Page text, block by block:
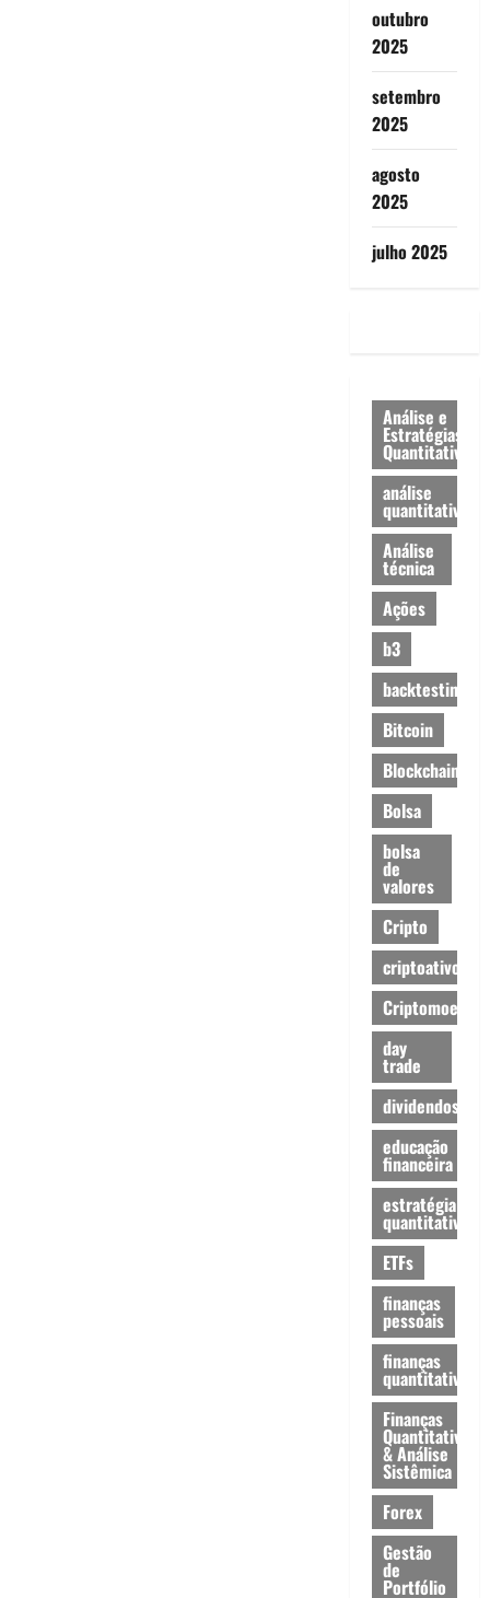
outubro
2025
setembro
2025
agosto
2025
julho 2025
Análise e
Estratégias
Quantitativa
análise
quantitativa
Análise
técnica
Ações
b3
backtesting
Bitcoin
Blockchain
Bolsa
bolsa
de
valores
Cripto
criptoativos
Criptomoedas
day
trade
dividendos
educação
financeira
estratégia
quantitativa
ETFs
finanças
pessoais
finanças
quantitativas
Finanças
Quantitativas
& Análise
Sistêmica
Forex
Gestão
de
Portfólio